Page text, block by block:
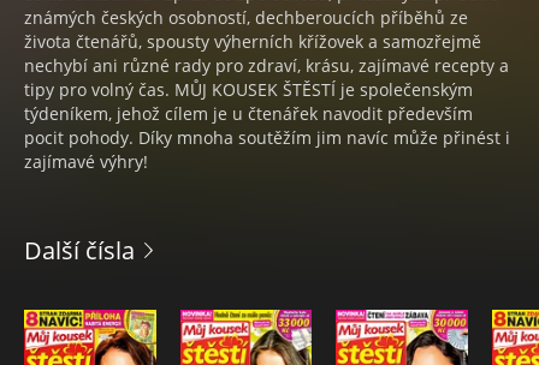
známých českých osobností, dechberoucích příběhů ze
života čtenářů, spousty výherních křížovek a samozřejmě
nechybí ani různé rady pro zdraví, krásu, zajímavé recepty a
tipy pro volný čas. MŮJ KOUSEK ŠTĚSTÍ je společenským
týdeníkem, jehož cílem je u čtenářek navodit především
pocit pohody. Díky mnoha soutěžím jim navíc může přinést i
zajímavé výhry!
Další čísla